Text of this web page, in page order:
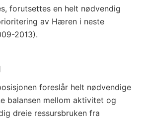
forutsettes en helt nødvendig
av Hæren i neste
2013).
foreslår helt nødvendige
balansen mellom aktivitet og
dreie ressursbruken fra